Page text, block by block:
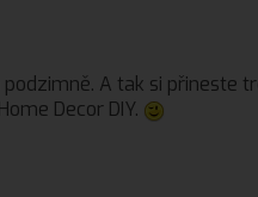
A tak si přineste
Decor DIY.